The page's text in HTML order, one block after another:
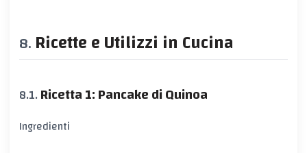
Ricette e Utilizzi in Cucina
Ricetta 1: Pancake di Quinoa
Ingredienti